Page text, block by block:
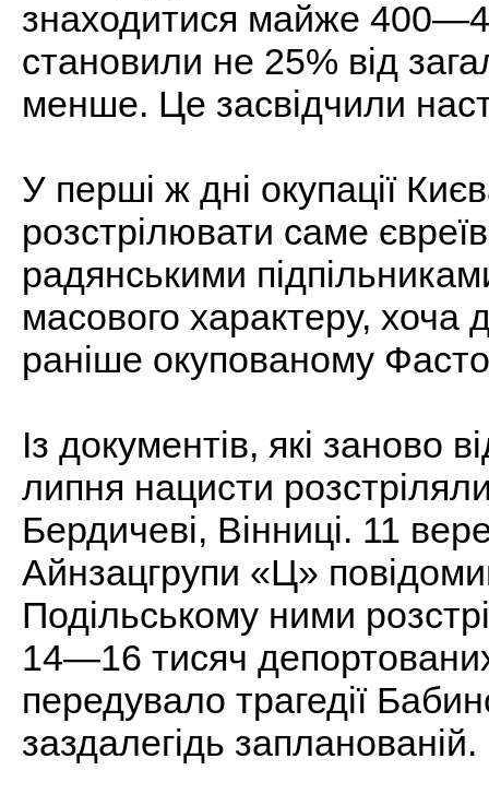
знаходитися майже
становили не 25% від
менше. Це засвідчили
У перші ж дні окупації
розстрілювати саме
радянськими
масового характеру,
раніше окупованому
Із документів, які заново
липня нацисти
Бердичеві, Вінниці. 11
Айнзацгрупи «Ц»
Подільському ними
14—16 тисяч
передувало трагедії
заздалегідь запланованій.